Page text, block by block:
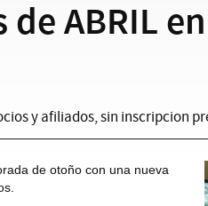
ABRIL
y afiliados, sin inscripcion
de otoño con una nueva